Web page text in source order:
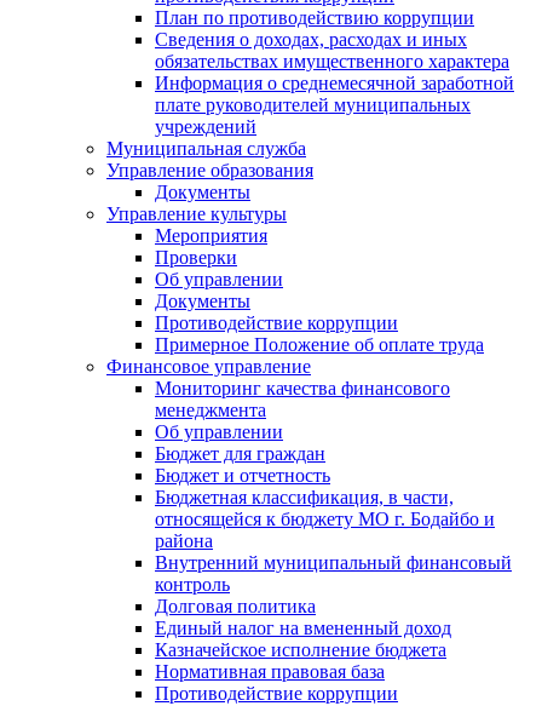
План по противодействию коррупции
Сведения о доходах, расходах и иных
обязательствах имущественного характера
Информация о среднемесячной заработной
плате руководителей муниципальных
учреждений
Муниципальная служба
Управление образования
Документы
Управление культуры
Мероприятия
Проверки
Об управлении
Документы
Противодействие коррупции
Примерное Положение об оплате труда
Финансовое управление
Мониторинг качества финансового
менеджмента
Об управлении
Бюджет для граждан
Бюджет и отчетность
Бюджетная классификация, в части,
относящейся к бюджету МО г. Бодайбо и
района
Внутренний муниципальный финансовый
контроль
Долговая политика
Единый налог на вмененный доход
Казначейское исполнение бюджета
Нормативная правовая база
Противодействие коррупции